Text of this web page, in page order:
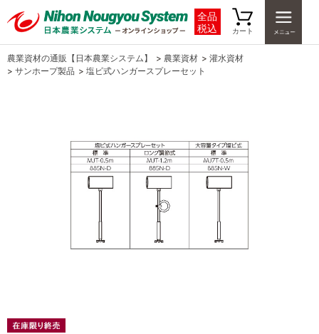
全品
税込
カート
農業資材の通販【日本農業システム】 > 農業資材 > 灌水資材
> サンホープ製品 > 塩ビ式ハンガースプレーセット